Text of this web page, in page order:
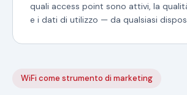
quali access point sono attivi, la
e i dati di utilizzo — da qualsiasi
WiFi come strumento di marketing